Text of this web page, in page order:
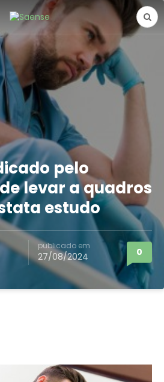
pelo
levar a quadros
estudo
publicado em
27/08/2024 0